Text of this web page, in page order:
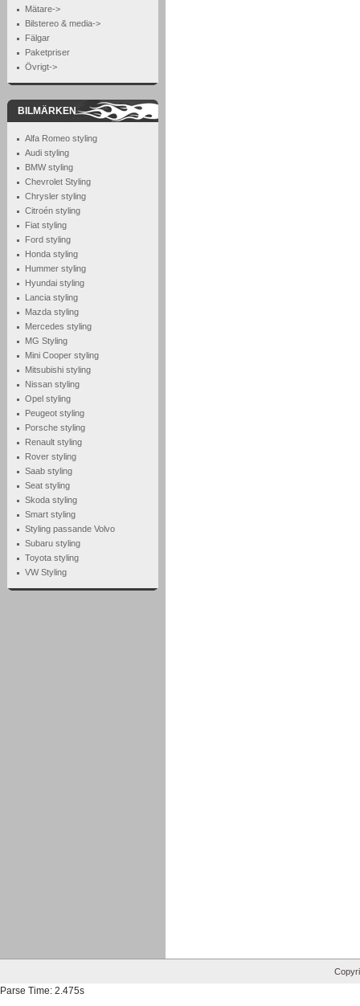
Mätare->
Bilstereo & media->
Fälgar
Paketpriser
Övrigt->
BILMÄRKEN
Alfa Romeo styling
Audi styling
BMW styling
Chevrolet Styling
Chrysler styling
Citroén styling
Fiat styling
Ford styling
Honda styling
Hummer styling
Hyundai styling
Lancia styling
Mazda styling
Mercedes styling
MG Styling
Mini Cooper styling
Mitsubishi styling
Nissan styling
Opel styling
Peugeot styling
Porsche styling
Renault styling
Rover styling
Saab styling
Seat styling
Skoda styling
Smart styling
Styling passande Volvo
Subaru styling
Toyota styling
VW Styling
Parse Time: 2.475s